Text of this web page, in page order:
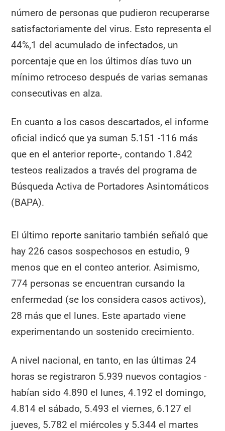
número de personas que pudieron recuperarse
satisfactoriamente del virus. Esto representa el
44%,1 del acumulado de infectados, un
porcentaje que en los últimos días tuvo un
mínimo retroceso después de varias semanas
consecutivas en alza.
En cuanto a los casos descartados, el informe
oficial indicó que ya suman 5.151 -116 más
que en el anterior reporte-, contando 1.842
testeos realizados a través del programa de
Búsqueda Activa de Portadores Asintomáticos
(BAPA).
El último reporte sanitario también señaló que
hay 226 casos sospechosos en estudio, 9
menos que en el conteo anterior. Asimismo,
774 personas se encuentran cursando la
enfermedad (se los considera casos activos),
28 más que el lunes. Este apartado viene
experimentando un sostenido crecimiento.
A nivel nacional, en tanto, en las últimas 24
horas se registraron 5.939 nuevos contagios -
habían sido 4.890 el lunes, 4.192 el domingo,
4.814 el sábado, 5.493 el viernes, 6.127 el
jueves, 5.782 el miércoles y 5.344 el martes